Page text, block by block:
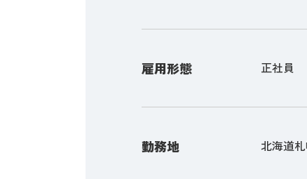
雇用形態 正社員
勤務地 北海道